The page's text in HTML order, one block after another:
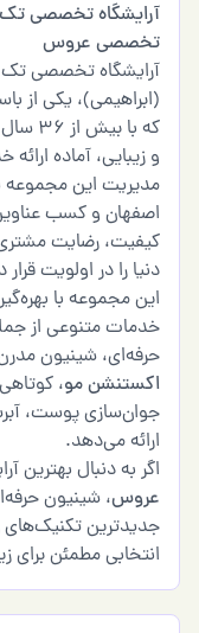
آرایشگاه تخصصی
تخصصی عروس
آرایشگاه تخصصی تک
(ابراهیمی)، یکی از
که
و زیبایی، آماده
مدیریت این مجموعه
اصفهان و کسب
کیفیت، رضایت
دنیا را در اولویت
این مجموعه با
خدمات متنوعی از
حرفه‌ای، شینیون
اکستنشن مو،
جوان‌سازی پوست،
ارائه می‌دهد.
اگر به دنبال بهترین
عروس، شینیون
جدیدترین
انتخابی مطمئن